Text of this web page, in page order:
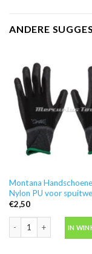
ANDERE
Montana
Nylon PU voor
€2,50
Montana
IN